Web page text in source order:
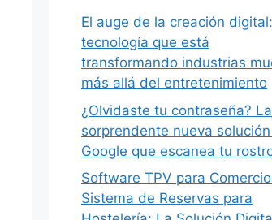
El auge de la creación
tecnología que está
transformando industrias
más allá del entretenimiento
¿Olvidaste tu contraseña? La
sorprendente nueva
Google que escanea tu
Software TPV para
Sistema de Reservas para